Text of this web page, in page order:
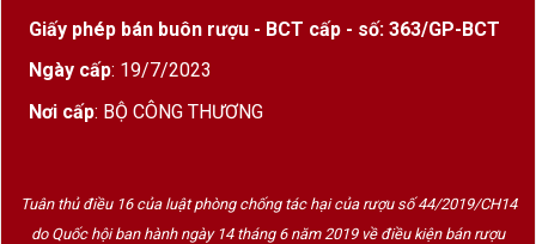
Giấy phép bán buôn rượu - BCT cấp - số: 363/GP-BCT
Ngày cấp: 19/7/2023
Nơi cấp: BỘ CÔNG THƯƠNG
Tuân thủ điều 16 của luật phòng chống tác hại của rượu số 44/2019/CH14
do Quốc hội ban hành ngày 14 tháng 6 năm 2019 về điều kiện bán rượu